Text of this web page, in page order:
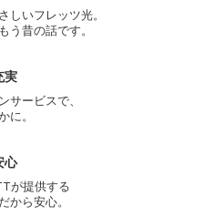
しいフレッツ光。
う昔の話です。
実
サービスで、
に。
心
が提供する
から安心。